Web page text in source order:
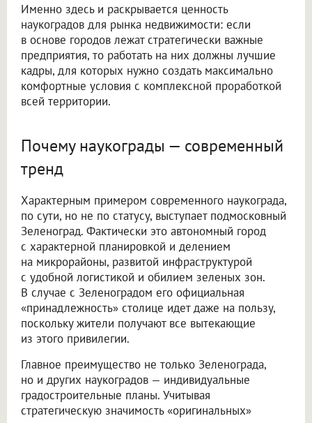
Именно здесь и раскрывается ценность
наукоградов для рынка недвижимости: если
в основе городов лежат стратегически важные
предприятия, то работать на них должны лучшие
кадры, для которых нужно создать максимально
комфортные условия с комплексной проработкой
всей территории.
Почему наукограды — современный
тренд
Характерным примером современного наукограда,
по сути, но не по статусу, выступает подмосковный
Зеленоград. Фактически это автономный город
с характерной планировкой и делением
на микрорайоны, развитой инфраструктурой
с удобной логистикой и обилием зеленых зон.
В случае с Зеленоградом его официальная
«принадлежность» столице идет даже на пользу,
поскольку жители получают все вытекающие
из этого привилегии.
Главное преимущество не только Зеленограда,
но и других наукоградов — индивидуальные
градостроительные планы. Учитывая
стратегическую значимость «оригинальных»